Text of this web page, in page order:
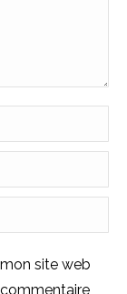
site web